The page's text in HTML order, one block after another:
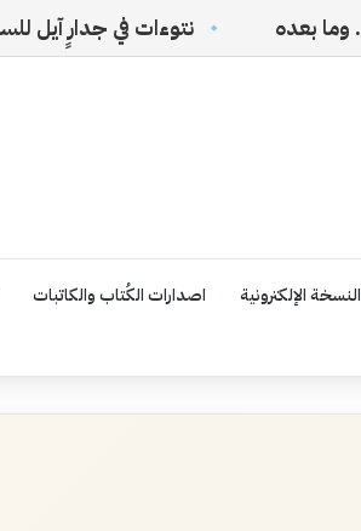
نتوءات في جدارٍ آيل للسقوط!!
النسخة الإلكترونية اصدارات الكُتاب والكاتبات